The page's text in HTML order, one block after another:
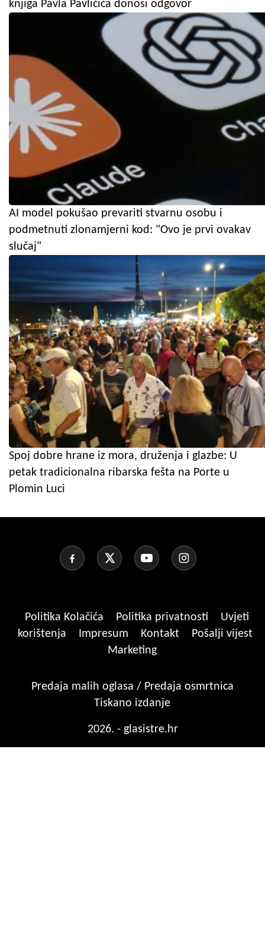
knjiga Pavla Pavličića donosi odgovor
AI model pokušao prevariti stvarnu osobu i
podmetnuti zlonamjerni kod: "Ovo je prvi ovakav
slučaj"
Spoj dobre hrane iz mora, druženja i glazbe: U
petak tradicionalna ribarska fešta na Porte u
Plomin Luci
Politika Kolačića Politika privatnosti
Uvjeti
korištenja
Impresum Kontakt
Pošalji vijest
Marketing
Predaja malih oglasa / Predaja osmrtnica
Tiskano izdanje
2026. - glasistre.hr